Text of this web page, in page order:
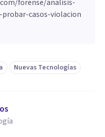
forense/analisis-
casos-violacion
Nuevas Tecnologías